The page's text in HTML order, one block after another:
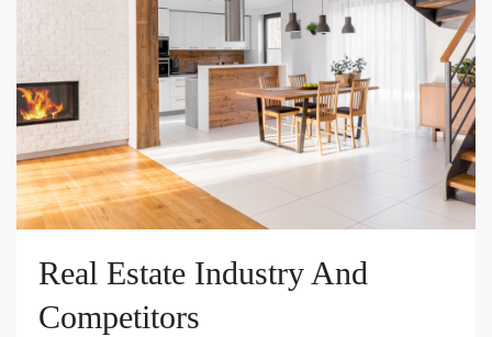
Real Estate Industry And
Competitors